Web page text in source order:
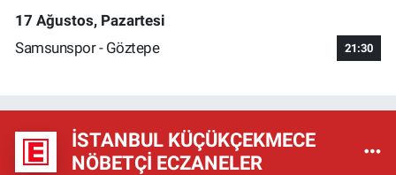
17 Ağustos, Pazartesi
Samsunspor - Göztepe
21:30
İSTANBUL KÜÇÜKÇEKMECE
NÖBETÇI ECZANELER